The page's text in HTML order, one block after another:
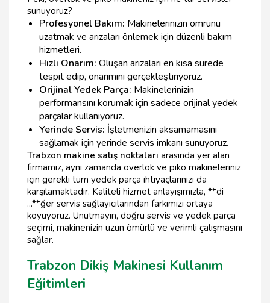
sunuyoruz?
Profesyonel Bakım: Makinelerinizin ömrünü
uzatmak ve arızaları önlemek için düzenli bakım
hizmetleri.
Hızlı Onarım: Oluşan arızaları en kısa sürede
tespit edip, onarımını gerçekleştiriyoruz.
Orijinal Yedek Parça: Makinelerinizin
performansını korumak için sadece orijinal yedek
parçalar kullanıyoruz.
Yerinde Servis: İşletmenizin aksamamasını
sağlamak için yerinde servis imkanı sunuyoruz.
Trabzon makine satış noktaları arasında yer alan
firmamız, aynı zamanda overlok ve piko makineleriniz
için gerekli tüm yedek parça ihtiyaçlarınızı da
karşılamaktadır. Kaliteli hizmet anlayışımızla, **di
...**ğer servis sağlayıcılarından farkımızı ortaya
koyuyoruz. Unutmayın, doğru servis ve yedek parça
seçimi, makinenizin uzun ömürlü ve verimli çalışmasını
sağlar.
Trabzon Dikiş Makinesi Kullanım
Eğitimleri